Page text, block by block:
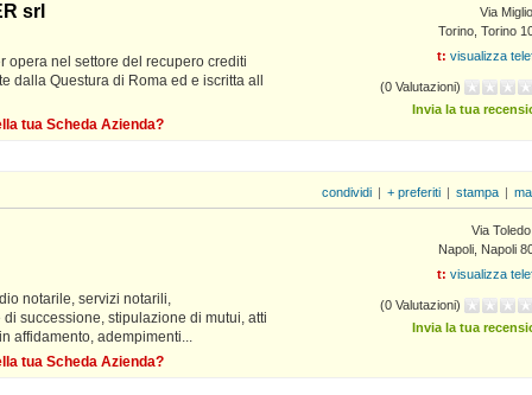
srl
opera nel settore del recupero crediti
dalla Questura di Roma ed e iscritta all
tua Scheda Azienda?
Via
Torino, Torino
t: visualizza
(0 Valutazioni)
Invia la tua
condividi + preferiti stampa
notarile, servizi notarili,
successione, stipulazione di mutui, atti
affidamento, adempimenti...
tua Scheda Azienda?
Via
Napoli, Napoli
t: visualizza
(0 Valutazioni)
Invia la tua